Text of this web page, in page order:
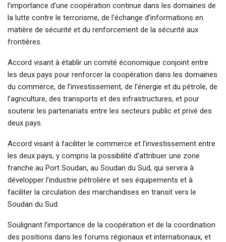
l’importance d’une coopération continue dans les domaines de
la lutte contre le terrorisme, de l’échange d’informations en
matière de sécurité et du renforcement de la sécurité aux
frontières.
Accord visant à établir un comité économique conjoint entre
les deux pays pour renforcer la coopération dans les domaines
du commerce, de l’investissement, de l’énergie et du pétrole, de
l’agriculture, des transports et des infrastructures, et pour
soutenir les partenariats entre les secteurs public et privé des
deux pays.
Accord visant à faciliter le commerce et l’investissement entre
les deux pays, y compris la possibilité d’attribuer une zone
franche au Port Soudan, au Soudan du Sud, qui servira à
développer l’industrie pétrolière et ses équipements et à
faciliter la circulation des marchandises en transit vers le
Soudan du Sud.
Soulignant l’importance de la coopération et de la coordination
des positions dans les forums régionaux et internationaux, et